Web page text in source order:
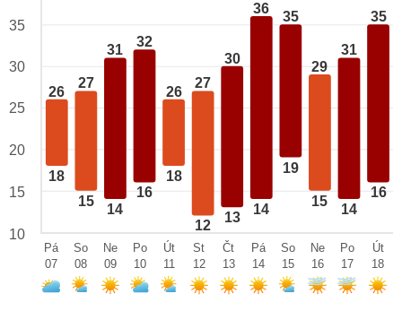
26
18
27
15
31
14
32
16
26
18
27
12
30
13
36
14
35
19
29
15
31
14
35
16
35
30
25
20
15
10
Pá
07
So
08
Ne
09
Po
10
Út
11
St
12
Čt
13
Pá
14
So
15
Ne
16
Po
17
Út
18